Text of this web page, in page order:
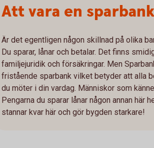
Att vara en
Är det egentligen någon skillnad på olika
Du sparar, lånar och betalar. Det finns
familjejuridik och försäkringar. Men
fristående sparbank vilket betyder att alla
du möter i din vardag. Människor som
Pengarna du sparar lånar någon annan här
stannar kvar här och gör bygden starkare!